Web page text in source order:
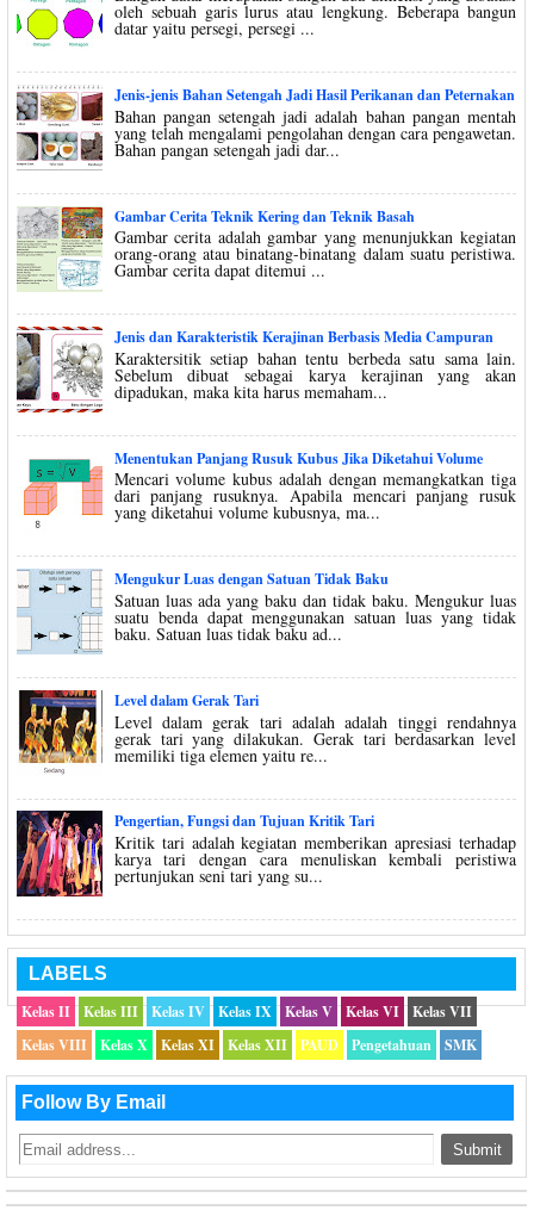
oleh sebuah garis lurus atau lengkung. Beberapa bangun
datar yaitu persegi, persegi ...
Jenis-jenis Bahan Setengah Jadi Hasil Perikanan dan Peternakan
Bahan pangan setengah jadi adalah bahan pangan mentah
yang telah mengalami pengolahan dengan cara pengawetan.
Bahan pangan setengah jadi dar...
Gambar Cerita Teknik Kering dan Teknik Basah
Gambar cerita adalah gambar yang menunjukkan kegiatan
orang-orang atau binatang-binatang dalam suatu peristiwa.
Gambar cerita dapat ditemui ...
Jenis dan Karakteristik Kerajinan Berbasis Media Campuran
Karaktersitik setiap bahan tentu berbeda satu sama lain.
Sebelum dibuat sebagai karya kerajinan yang akan
dipadukan, maka kita harus memaham...
Menentukan Panjang Rusuk Kubus Jika Diketahui Volume
Mencari volume kubus adalah dengan memangkatkan tiga
dari panjang rusuknya. Apabila mencari panjang rusuk
yang diketahui volume kubusnya, ma...
Mengukur Luas dengan Satuan Tidak Baku
Satuan luas ada yang baku dan tidak baku. Mengukur luas
suatu benda dapat menggunakan satuan luas yang tidak
baku. Satuan luas tidak baku ad...
Level dalam Gerak Tari
Level dalam gerak tari adalah adalah tinggi rendahnya
gerak tari yang dilakukan. Gerak tari berdasarkan level
memiliki tiga elemen yaitu re...
Pengertian, Fungsi dan Tujuan Kritik Tari
Kritik tari adalah kegiatan memberikan apresiasi terhadap
karya tari dengan cara menuliskan kembali peristiwa
pertunjukan seni tari yang su...
LABELS
Kelas II
Kelas III Kelas IV Kelas IX Kelas V Kelas VI
Kelas VII
Kelas VIII
Kelas X Kelas XI Kelas XII PAUD Pengetahuan SMK
Follow By Email